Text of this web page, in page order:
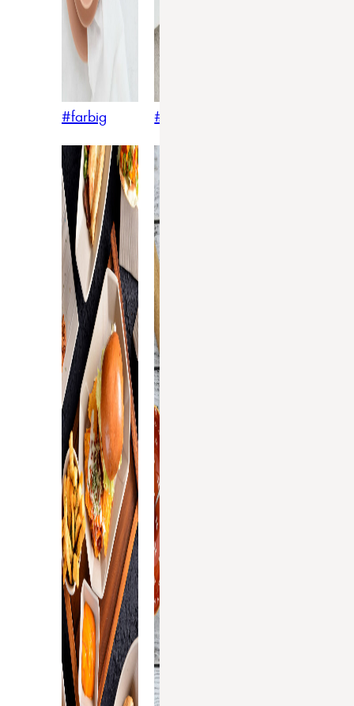
#farbig #weiss